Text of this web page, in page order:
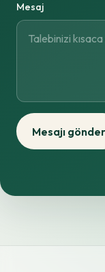
Mesaj
Mesajı gönder